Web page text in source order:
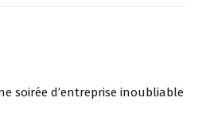
soirée d’entreprise inoubliable